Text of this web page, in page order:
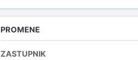
PROMENE
ZASTUPNIK